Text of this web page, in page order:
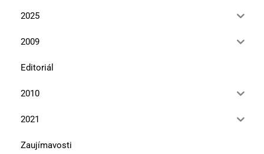
2025
2009
Editoriál
2010
2021
Zaujímavosti